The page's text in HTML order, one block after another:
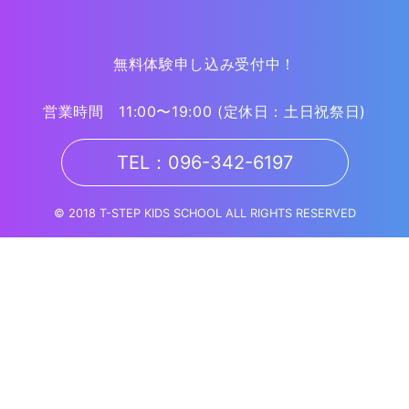
無料体験申し込み受付中！
営業時間 11:00〜19:00 (定休日：土日祝祭日)
TEL：096-342-6197
© 2018 T-STEP KIDS SCHOOL ALL RIGHTS RESERVED